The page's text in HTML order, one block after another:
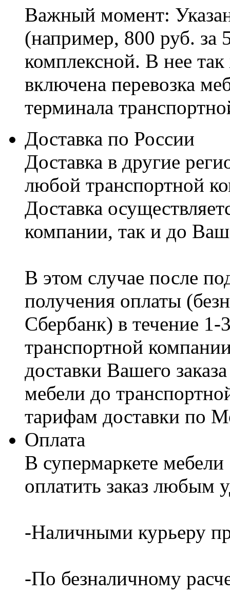
Важный момент:
(например, 800 руб. за
комплексной. В нее
включена перевозка
терминала
Доставка по России
Доставка в другие
любой транспортной
Доставка
компании, так и до
В этом случае после
получения оплаты
Сбербанк) в течение
транспортной
доставки Вашего
мебели до
тарифам доставки по
Оплата
В супермаркете
оплатить заказ любым
-Наличными курьеру
-По безналичному